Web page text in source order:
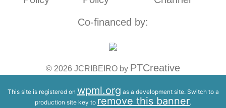
Co-financed by:
© 2026 JCRIBEIRO by PTCreative
This site is registered on wpml.org as a development site. Switch to a
production site key to remove this banner.